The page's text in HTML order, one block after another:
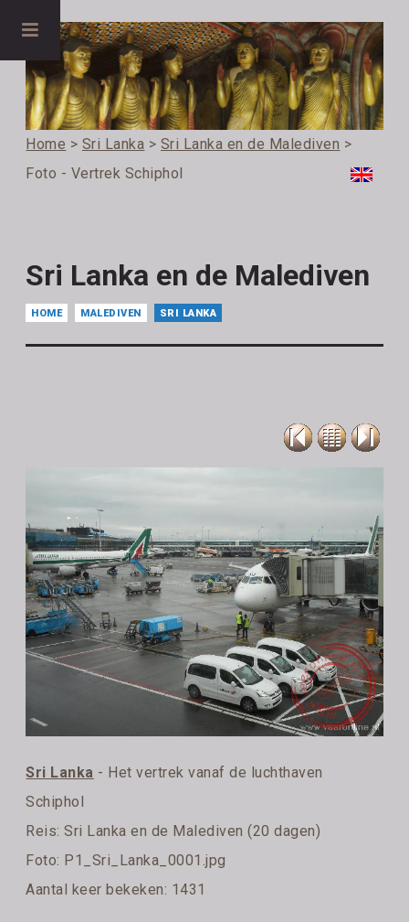
Home > Sri Lanka > Sri Lanka en de Malediven >
Foto - Vertrek Schiphol
Sri Lanka en de Malediven
HOME MALEDIVEN SRI LANKA
Sri Lanka - Het vertrek vanaf de luchthaven
Schiphol
Reis:Sri Lanka en de Malediven (20 dagen)
Foto: P1_Sri_Lanka_0001.jpg
Aantal keer bekeken: 1431